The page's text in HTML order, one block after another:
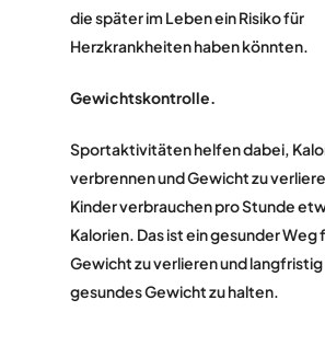
die später im Leben ein Risiko für
Herzkrankheiten haben könnten.
Gewichtskontrolle.
Sportaktivitäten helfen dabei,
verbrennen und Gewicht zu
Kinder verbrauchen pro Stunde
Kalorien. Das ist ein gesunder Weg
Gewicht zu verlieren und langfristig
gesundes Gewicht zu halten.